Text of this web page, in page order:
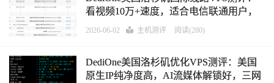
看视频10万+速度，适合电信联通用户，
原生IP流媒体AI解锁好，电信联通往返直
连，移动去程延迟高回程绕欧洲
2026-06-02 主机测评 阅读(280)
DediOne美国洛杉矶优化VPS测评：美国
原生IP纯净度高，AI流媒体解锁好，三网